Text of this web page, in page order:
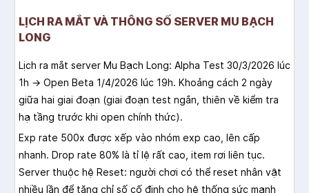
LỊCH RA MẮT VÀ THÔNG SỐ SERVER MU BẠCH
LONG
Lịch ra mắt server Mu Bạch Long: Alpha Test 30/3/2026 lúc
1h → Open Beta 1/4/2026 lúc 19h. Khoảng cách 2 ngày
giữa hai giai đoạn (giai đoạn test ngắn, thiên về kiểm tra
hạ tầng trước khi open chính thức).
Exp rate 500x được xếp vào nhóm exp cao, lên cấp
nhanh. Drop rate 80% là tỉ lệ rất cao, item rơi liên tục.
Server thuộc hệ Reset: người chơi có thể reset nhân vật
nhiều lần để tăng chỉ số cố định cho hệ thống sức mạnh